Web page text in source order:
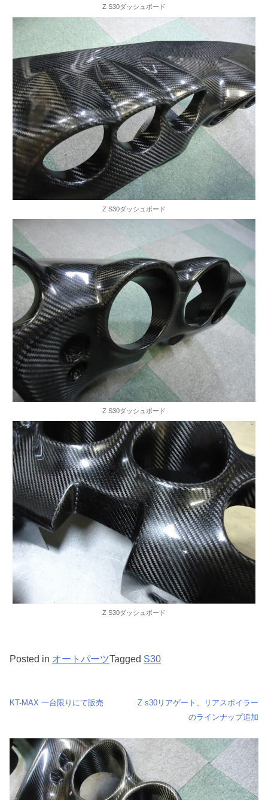
Z S30ダッシュボード
Z S30ダッシュボード
Z S30ダッシュボード
Z S30ダッシュボード
Posted in オートパーツTagged S30
投
ナ
ビ
ゲ
KT-MAX 一台限りにて販売
Z s30リアゲート、リアスポイラー
のラインナップ追加